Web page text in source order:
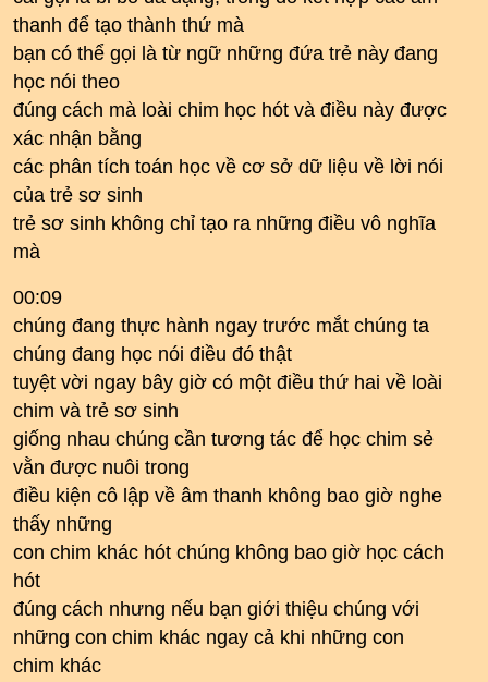
thanh để tạo thành thứ mà
bạn có thể gọi là từ ngữ những đứa trẻ này đang
học nói theo
đúng cách mà loài chim học hót và điều này được
xác nhận bằng
các phân tích toán học về cơ sở dữ liệu về lời nói
của trẻ sơ sinh
trẻ sơ sinh không chỉ tạo ra những điều vô nghĩa
mà
00:09
chúng đang thực hành ngay trước mắt chúng ta
chúng đang học nói điều đó thật
tuyệt vời ngay bây giờ có một điều thứ hai về loài
chim và trẻ sơ sinh
giống nhau chúng cần tương tác để học chim sẻ
vằn được nuôi trong
điều kiện cô lập về âm thanh không bao giờ nghe
thấy những
con chim khác hót chúng không bao giờ học cách
hót
đúng cách nhưng nếu bạn giới thiệu chúng với
những con chim khác ngay cả khi những con
chim khác